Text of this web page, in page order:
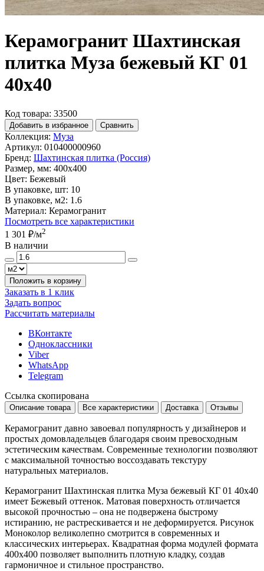
Керамогранит Шахтинская
плитка Муза бежевый КГ 01
40х40
Код товара: 33500
Добавить в избранное Сравнить
Коллекция: Муза
Артикул: 010400000960
Бренд: Шахтинская плитка (Россия)
Размер, мм: 400x400
Цвет: Бежевый
В упаковке, шт: 10
В упаковке, м2: 1.6
Материал: Керамогранит
Посмотреть все характеристики
1 301 ₽/м2
В наличии
Положить в корзину
Заказать в 1 клик
Задать вопрос
Рассчитать материалы
ВКонтакте
Одноклассники
Viber
WhatsApp
Telegram
Ссылка скопирована
Описание товара Все характеристики Доставка Отзывы
Керамогранит давно завоевал популярность у дизайнеров и
простых домовладельцев благодаря своим превосходным
эстетическим качествам. Современные технологии позволяют
с максимальной точностью воссоздавать текстуру
натуральных материалов.
Керамогранит Шахтинская плитка Муза бежевый КГ 01 40х40
имеет Бежевый оттенок. Матовая поверхность отличается
высокой прочностью – она не подвержена быстрому
истиранию, не растрескивается и не деформируется. Рисунок
Моноколор великолепно смотрится в современных и
классических интерьерах. Квадратная форма модулей формата
400x400 позволяет выполнить плотную кладку, создав
гармоничное и стильное пространство.